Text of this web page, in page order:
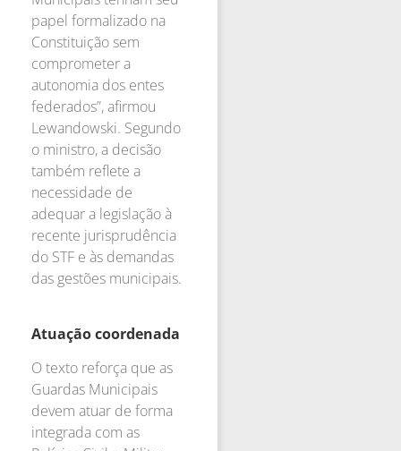
papel formalizado na
Constituição sem
comprometer a
autonomia dos entes
federados”, afirmou
Lewandowski. Segundo
o ministro, a decisão
também reflete a
necessidade de
adequar a legislação à
recente jurisprudência
do STF e às demandas
das gestões municipais.
Atuação coordenada
O texto reforça que as
Guardas Municipais
devem atuar de forma
integrada com as